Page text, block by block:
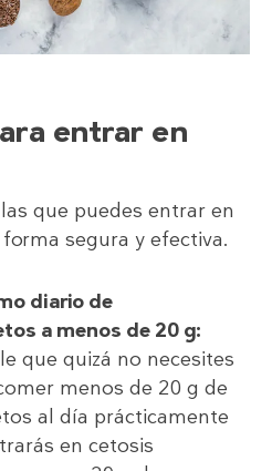
entrar en
que puedes entrar en
segura y efectiva.
diario de
a menos de 20 g:
que quizá no necesites
menos de 20 g de
al día prácticamente
en cetosis